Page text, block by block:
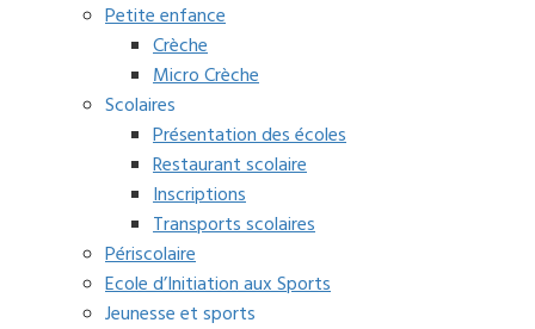
Petite enfance
Crèche
Micro Crèche
Scolaires
Présentation des écoles
Restaurant scolaire
Inscriptions
Transports scolaires
Périscolaire
Ecole d’Initiation aux Sports
Jeunesse et sports